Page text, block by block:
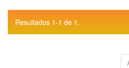
Resultados 1-1 de 1.